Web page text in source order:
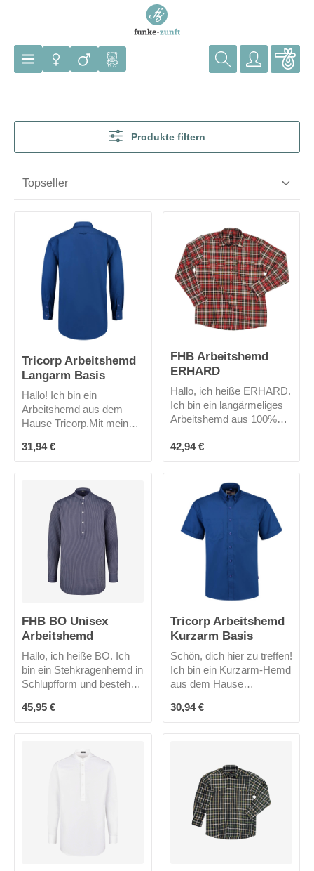
Produkte filtern
Tricorp Arbeitshemd
Langarm Basis
Hallo! Ich bin ein
Arbeitshemd aus dem
Hause Tricorp.Mit meinem
Baumwolle und Polyester
bin ich recht robust und
tragen. Ich wurde für
Männer wie auch für
Frauen konzipiert und
dadurch ist meine
Passform gerade. Meine 2
aufgesetzten
Brusttaschen und mein
Button-Down Kragen
gibt es in 3 Farben.
Regulärer Preis:
31,94 €
FHB Arbeitshemd
ERHARD
Hallo, ich heiße ERHARD.
Ich bin ein langärmeliges
Arbeitshemd aus 100%
großen aufgesetzte
Pattentaschen passen
viele nützliche Dinge.
Regulärer Preis:
42,94 €
FHB BO Unisex
Arbeitshemd
Hallo, ich heiße BO. Ich
bin ein Stehkragenhemd in
Schlupfform und bestehe
auch bekannt unter
Fischerhemd oder
besonders robust und
Regulärer Preis:
45,95 €
Tricorp Arbeitshemd
Kurzarm Basis
Schön, dich hier zu treffen!
Ich bin ein Kurzarm-Hemd
aus dem Hause
wie Frauen gleichermaßen
und habe deshalb eine
g unterstützt die
Bewegungsfreiheit. 2
aufgesetzte Brusttaschen
und ein Button-Down
Kragen runden mein Profil
ab.Neugierig?Mich gibt es
Regulärer Preis:
30,94 €